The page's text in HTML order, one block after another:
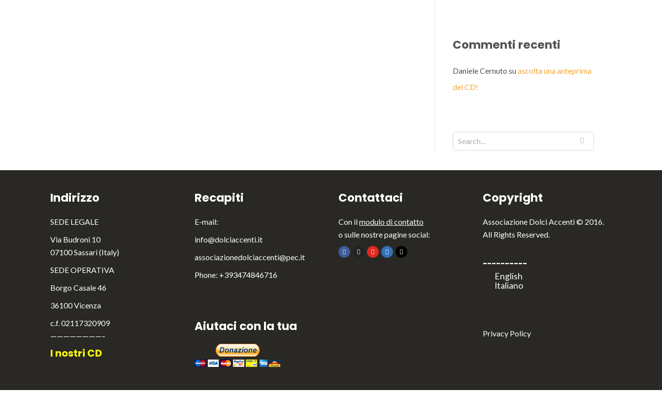
Commenti recenti
Daniele Cernuto suascolta una anteprima
del CD!
Indirizzo
SEDE LEGALE
Via Budroni 10
07100 Sassari (Italy)
SEDE OPERATIVA
Borgo Casale 46
36100 Vicenza
c.f. 02117320909
————————–
I nostri CD
Recapiti
E-mail:
info@dolciaccenti.it
associazionedolciaccenti@pec.it
Phone: +393474846716
Aiutaci con la tua
Contattaci
Con ilmodulo di contatto
o sulle nostre pagine social:
Copyright
Associazione Dolci Accenti © 2016.
All Rights Reserved.
----------
Italiano
Privacy Policy